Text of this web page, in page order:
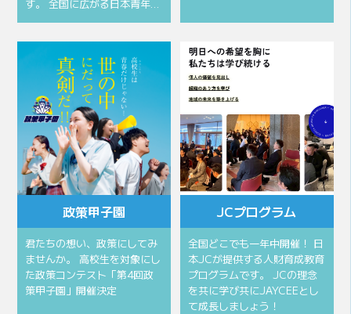
す。 全国に広がる⽇本⻘年…
政策甲子園
君たちの想い、政策にしてみ
ませんか。 高校生を対象にし
た政策コンテスト「第4回政
策甲子園」開催決定
JCプログラム
全国どこでも一年中開催！ 日
本JCが提供する人財育成教育
プログラムです。 JCの理念
を共に学び共にJAYCEEとし
て成長しましょう！